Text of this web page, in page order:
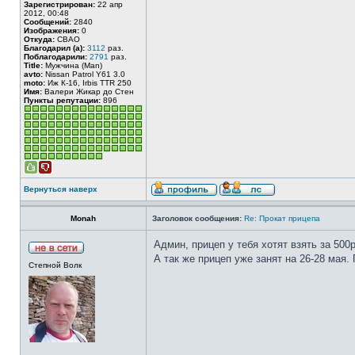
Зарегистрирован: 22 апр
2012, 00:48
Сообщений: 2840
Изображения: 0
Откуда: СВАО
Благодарил (а): 3112 раз.
Поблагодарили: 2791 раз.
Title: Мужчина (Man)
avto: Nissan Patrol Y61 3.0
moto: Иж К-16, Irbis TTR 250
Имя: Валери Жикар до Стен
Пункты репутации: 896
Вернуться наверх
Monah Заголовок сообщения: Re: Прокат прицепа
Степной Волк
Админ, прицеп у тебя хотят взять за
А так же прицеп уже занят на 26-28 мая.